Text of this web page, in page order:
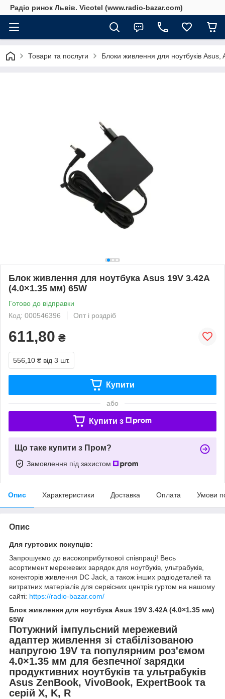
Радіо ринок Львів. Vicotel (www.radio-bazar.com)
Товари та послуги Блоки живлення для ноутбуків
Блок живлення для ноутбука Asus 19V 3.42A
(4.0×1.35 мм) 65W
Готово до відправки
Код: 000546396
Опт і роздріб
611,80 ₴
556,10 ₴ від 3 шт.
Купити
або
Купити з
Що таке купити з Пром?
Замовлення під захистом
Опис Характеристики Доставка Оплата Умови
Опис
Для гуртових покупців:
Запрошуємо до високоприбуткової співпраці! Весь
асортимент мережевих зарядок для ноутбуків, ультрабуків,
конекторів живлення DC Jack, а також інших радіодеталей та
витратних матеріалів для сервісних центрів гуртом на нашому
сайті: https://radio-bazar.com/
Блок живлення для ноутбука Asus 19V 3.42A (4.0×1.35 мм)
65W
Потужний імпульсний мережевий
адаптер живлення зі стабілізованою
напругою 19V та популярним роз'ємом
4.0×1.35 мм для безпечної зарядки
продуктивних ноутбуків та ультрабуків
Asus ZenBook, VivoBook, ExpertBook та
серій X, K, R